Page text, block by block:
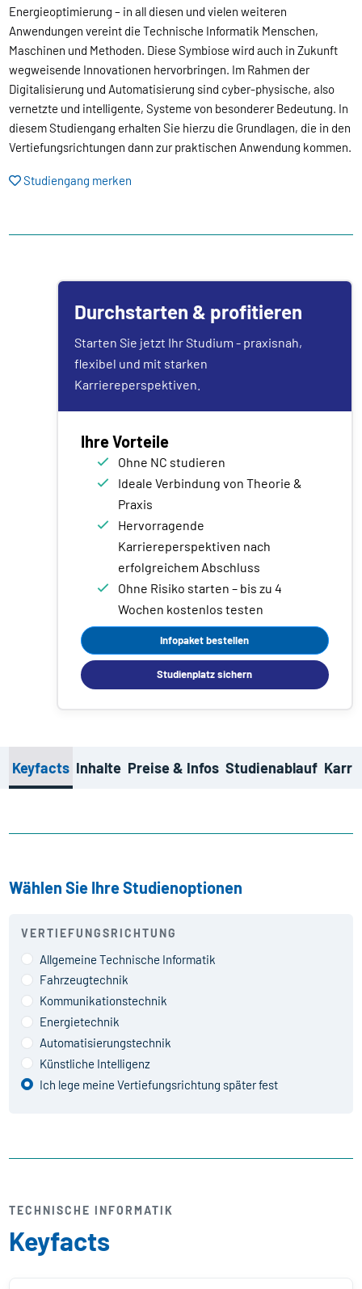
Energieoptimierung – in all diesen und vielen weiteren
Anwendungen vereint die Technische Informatik Menschen,
Maschinen und Methoden. Diese Symbiose wird auch in Zukunft
wegweisende Innovationen hervorbringen. Im Rahmen der
Digitalisierung und Automatisierung sind cyber-physische, also
vernetzte und intelligente, Systeme von besonderer Bedeutung. In
diesem Studiengang erhalten Sie hierzu die Grundlagen, die in den
Vertiefungsrichtungen dann zur praktischen Anwendung kommen.
Studiengang merken
Durchstarten & profitieren
Starten Sie jetzt Ihr Studium - praxisnah,
flexibel und mit starken
Karriereperspektiven.
Ihre Vorteile
Ohne NC studieren
Ideale Verbindung von Theorie &
Praxis
Hervorragende
Karriereperspektiven nach
erfolgreichem Abschluss
Ohne Risiko starten – bis zu 4
Wochen kostenlos testen
Infopaket bestellen
Studienplatz sichern
Keyfacts Inhalte Preise & Infos Studienablauf
Wählen Sie Ihre Studienoptionen
VERTIEFUNGSRICHTUNG
Allgemeine Technische Informatik
Fahrzeugtechnik
Kommunikationstechnik
Energietechnik
Automatisierungstechnik
Künstliche Intelligenz
Ich lege meine Vertiefungsrichtung später fest
TECHNISCHE INFORMATIK
Keyfacts